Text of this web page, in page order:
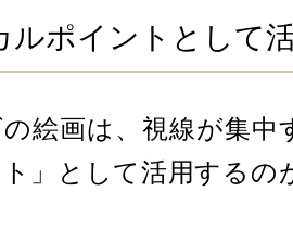
ルポイントとして
絵画は、視線が集中
」として活用するの